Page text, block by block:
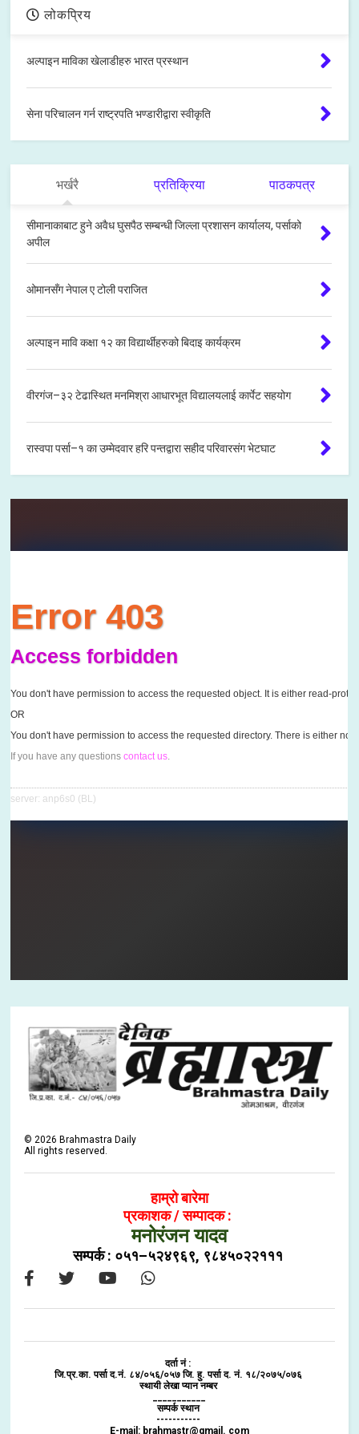
लोकप्रिय
अल्पाइन माविका खेलाडीहरु भारत प्रस्थान
सेना परिचालन गर्न राष्ट्रपति भण्डारीद्वारा स्वीकृति
भर्खरै प्रतिक्रिया पाठकपत्र
सीमानाकाबाट हुने अवैध घुसपैठ सम्बन्धी जिल्ला प्रशासन कार्यालय, पर्साको
अपील
ओमानसँग नेपाल ए टोली पराजित
अल्पाइन मावि कक्षा १२ का विद्यार्थीहरुको बिदाइ कार्यक्रम
वीरगंज–३२ टेढास्थित मनमिश्रा आधारभूत विद्यालयलाई कार्पेट सहयोग
रास्वपा पर्सा–१ का उम्मेदवार हरि पन्तद्वारा सहीद परिवारसंग भेटघाट
©2026 Brahmastra Daily
All rights reserved.
हाम्रो बारेमा
प्रकाशक / सम्पादक :
मनोरंजन यादव
सम्पर्क : ०५१–५२४९६९, ९८४५०२२१११
दर्ता नं :
जि.प्र.का. पर्सा द.नं. ८४/०५६/०५७ जि. हु. पर्सा द. नं. १८/२०७५/०७६
स्थायी लेखा प्यान नम्बर
___________
सम्पर्क स्थान
-----------
E-mail: brahmastr@gmail. com